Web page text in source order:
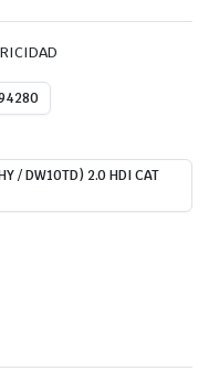
/ DW10TD) 2.0 HDI CAT